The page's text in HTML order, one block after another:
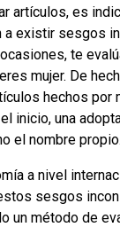
artículos, es
a existir sesgos
te
mujer. De
hechos por
inicio, una
el nombre propio.
a nivel
sesgos
un método de